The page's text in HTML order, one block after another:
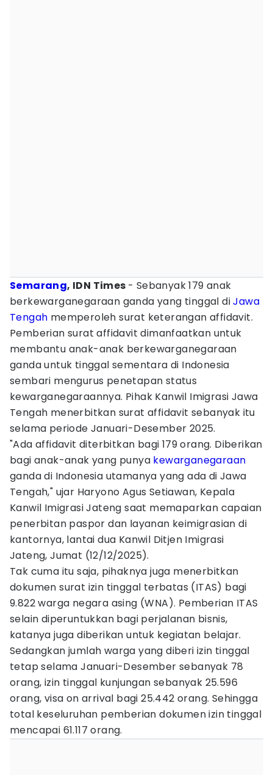
Semarang, IDN Times - Sebanyak 179 anak
berkewarganegaraan ganda yang tinggal diJawa
Tengah memperoleh surat keterangan affidavit.
Pemberian surat affidavit dimanfaatkan untuk
membantu anak-anak berkewarganegaraan
ganda untuk tinggal sementara di Indonesia
sembari mengurus penetapan status
kewarganegaraannya. Pihak Kanwil Imigrasi Jawa
Tengah menerbitkan surat affidavit sebanyak itu
selama periode Januari-Desember 2025.
"Ada affidavit diterbitkan bagi 179 orang. Diberikan
bagi anak-anak yang punya kewarganegaraan
ganda di Indonesia utamanya yang ada di Jawa
Tengah," ujar Haryono Agus Setiawan, Kepala
Kanwil Imigrasi Jateng saat memaparkan capaian
penerbitan paspor dan layanan keimigrasian di
kantornya, lantai dua Kanwil Ditjen Imigrasi
Jateng, Jumat (12/12/2025).
Tak cuma itu saja, pihaknya juga menerbitkan
dokumen surat izin tinggal terbatas (ITAS) bagi
9.822 warga negara asing (WNA). Pemberian ITAS
selain diperuntukkan bagi perjalanan bisnis,
katanya juga diberikan untuk kegiatan belajar.
Sedangkan jumlah warga yang diberi izin tinggal
tetap selama Januari-Desember sebanyak 78
orang, izin tinggal kunjungan sebanyak 25.596
orang, visa on arrival bagi 25.442 orang. Sehingga
total keseluruhan pemberian dokumen izin tinggal
mencapai 61.117 orang.